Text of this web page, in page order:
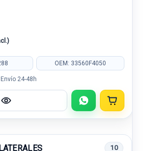
OEM: 33560F4050
Envío 24-48h
10